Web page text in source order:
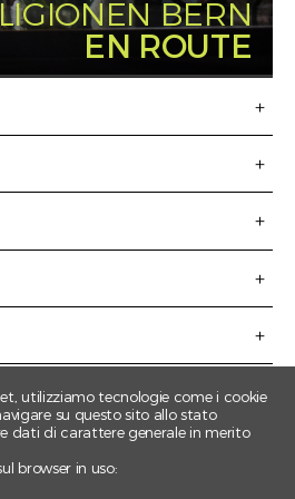
BERN
EN ROUTE
utilizziamo tecnologie come i cookie
su questo sito allo stato
dati di carattere generale in merito
browser in uso: